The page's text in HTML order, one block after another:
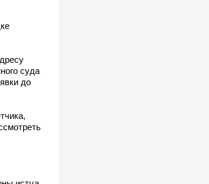
суда
до